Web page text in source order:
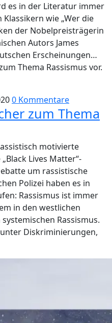
es in der Literatur immer
wie „Wer die
der Nobelpreisträgerin
Autors James
Erscheinungen…
Thema Rassismus vor.
0 Kommentare
zum Thema
motivierte
Lives Matter“-
um rassistische
Polizei haben es in
Rassismus ist immer
in den westlichen
Rassismus.
Diskriminierungen,